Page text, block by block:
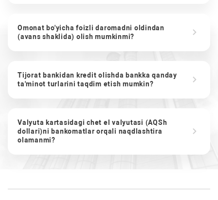
Omonat bo'yicha foizli daromadni oldindan
(avans shaklida) olish mumkinmi?
Tijorat bankidan kredit olishda bankka qanday
ta'minot turlarini taqdim etish mumkin?
Valyuta kartasidagi chet el valyutasi (AQSh
dollari)ni bankomatlar orqali naqdlashtira
olamanmi?